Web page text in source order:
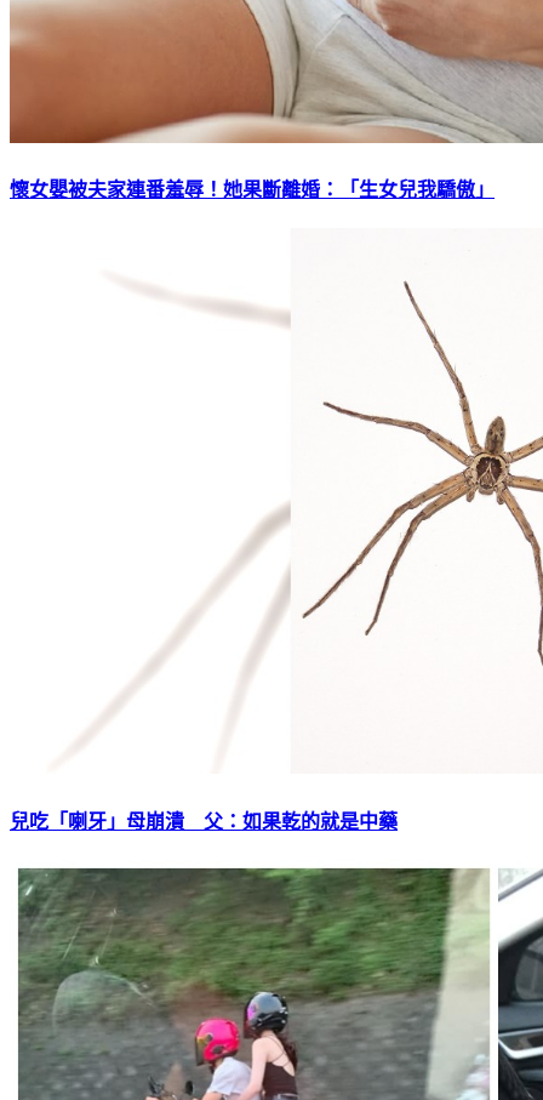
懷女嬰被夫家連番羞辱！她果斷離婚：「生女兒我驕傲」
兒吃「喇牙」母崩潰 父：如果乾的就是中藥